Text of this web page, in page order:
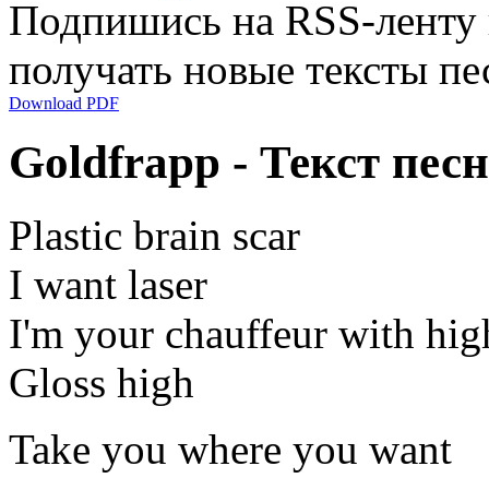
Подпишись на RSS-
получать новые тексты
Download PDF
Goldfrapp - Текст
Plastic brain scar
I want laser
I'm your chauffeur with
Gloss high
Take you where you want